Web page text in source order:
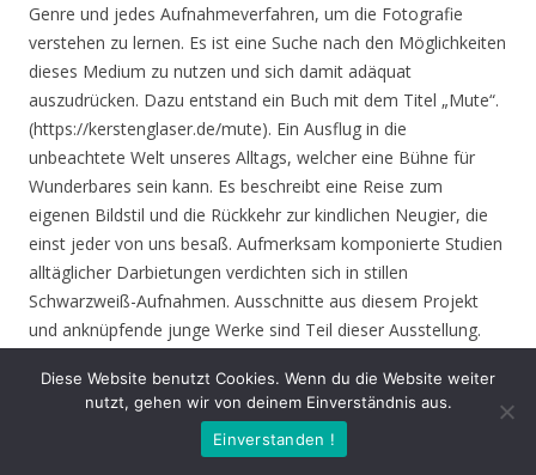
Genre und jedes Aufnahmeverfahren, um die Fotografie
verstehen zu lernen. Es ist eine Suche nach den Möglichkeiten
dieses Medium zu nutzen und sich damit adäquat
auszudrücken. Dazu entstand ein Buch mit dem Titel „Mute“.
(https://kerstenglaser.de/mute). Ein Ausflug in die
unbeachtete Welt unseres Alltags, welcher eine Bühne für
Wunderbares sein kann. Es beschreibt eine Reise zum
eigenen Bildstil und die Rückkehr zur kindlichen Neugier, die
einst jeder von uns besaß. Aufmerksam komponierte Studien
alltäglicher Darbietungen verdichten sich in stillen
Schwarzweiß-Aufnahmen. Ausschnitte aus diesem Projekt
und anknüpfende junge Werke sind Teil dieser Ausstellung.
Eröffnung: Donnerstag 17.06.21, 19.00 Uhr
: 17.06. – 01.08.21, geöffnet Mo. – Do. 8.30 – 16.00 Uhr,
Diese Website benutzt Cookies. Wenn du die Website weiter
nutzt, gehen wir von deinem Einverständnis aus.
Einverstanden !